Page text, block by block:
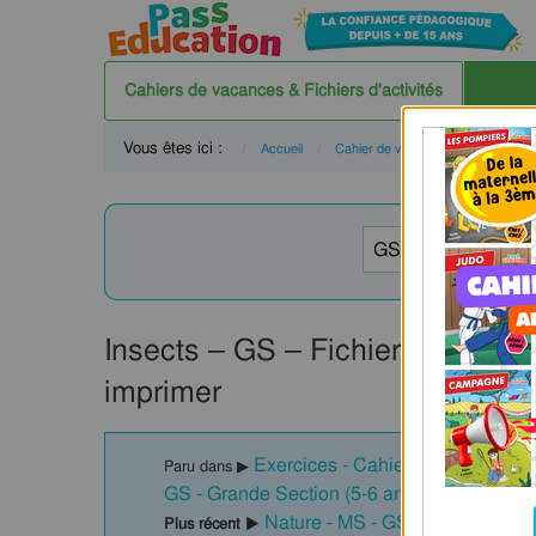
Cahiers de vacances & Fichiers d'activités
Vous êtes ici : Accueil Cahier de vacances GS
Insects – GS – Fichier
imprimer
Paru dans ▶ Exercices - Cahier de vacances
GS - Grande Section (5-6 ans)
Plus récent ▶ Nature - MS - GS – Fichier